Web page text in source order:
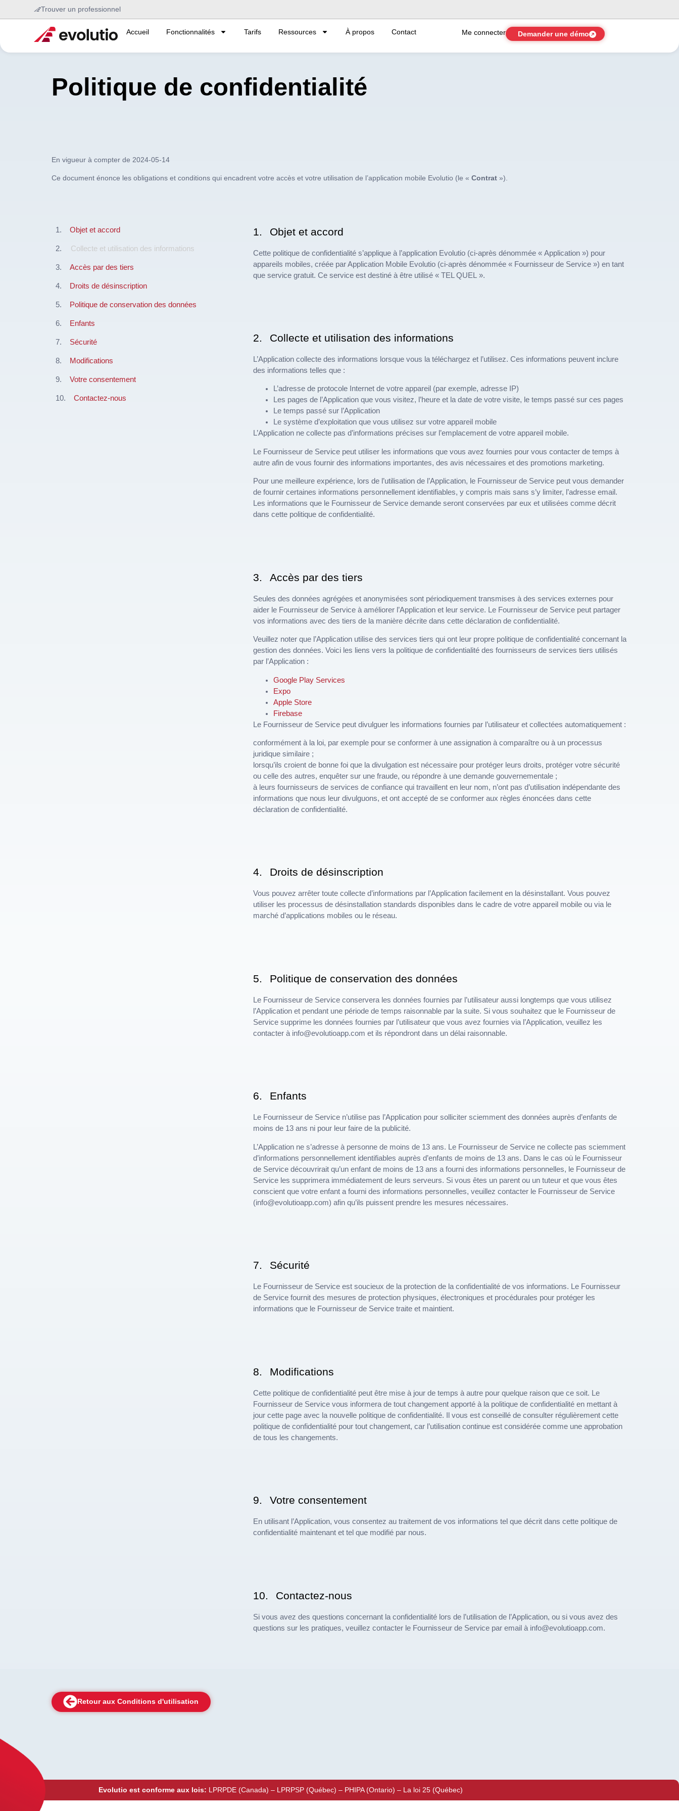
Trouver un professionnel
Accueil Fonctionnalités Tarifs Ressources À propos Contact Me connecter Demander une démo
Politique de confidentialité
En vigueur à compter de 2024-05-14
Ce document énonce les obligations et conditions qui encadrent votre accès et votre utilisation de l’application mobile Evolutio (le « Contrat »).
Objet et accord
Collecte et utilisation des informations
Accès par des tiers
Droits de désinscription
Politique de conservation des données
Enfants
Sécurité
Modifications
Votre consentement
Contactez-nous
1. Objet et accord
Cette politique de confidentialité s’applique à l’application Evolutio (ci-après dénommée « Application ») pour
appareils mobiles, créée par Application Mobile Evolutio (ci-après dénommée « Fournisseur de Service ») en tant
que service gratuit. Ce service est destiné à être utilisé « TEL QUEL ».
2. Collecte et utilisation des informations
L’Application collecte des informations lorsque vous la téléchargez et l’utilisez. Ces informations peuvent inclure
des informations telles que :
L’adresse de protocole Internet de votre appareil (par exemple, adresse IP)
Les pages de l’Application que vous visitez, l’heure et la date de votre visite, le temps passé sur ces pages
Le temps passé sur l’Application
Le système d’exploitation que vous utilisez sur votre appareil mobile
L’Application ne collecte pas d’informations précises sur l’emplacement de votre appareil mobile.
Le Fournisseur de Service peut utiliser les informations que vous avez fournies pour vous contacter de temps à
autre afin de vous fournir des informations importantes, des avis nécessaires et des promotions marketing.
Pour une meilleure expérience, lors de l’utilisation de l’Application, le Fournisseur de Service peut vous demander
de fournir certaines informations personnellement identifiables, y compris mais sans s’y limiter, l’adresse email.
Les informations que le Fournisseur de Service demande seront conservées par eux et utilisées comme décrit
dans cette politique de confidentialité.
3. Accès par des tiers
Seules des données agrégées et anonymisées sont périodiquement transmises à des services externes pour
aider le Fournisseur de Service à améliorer l’Application et leur service. Le Fournisseur de Service peut partager
vos informations avec des tiers de la manière décrite dans cette déclaration de confidentialité.
Veuillez noter que l’Application utilise des services tiers qui ont leur propre politique de confidentialité concernant la
gestion des données. Voici les liens vers la politique de confidentialité des fournisseurs de services tiers utilisés
par l’Application :
Google Play Services
Expo
Apple Store
Firebase
Le Fournisseur de Service peut divulguer les informations fournies par l’utilisateur et collectées automatiquement :
conformément à la loi, par exemple pour se conformer à une assignation à comparaître ou à un processus
juridique similaire ;
lorsqu’ils croient de bonne foi que la divulgation est nécessaire pour protéger leurs droits, protéger votre sécurité
ou celle des autres, enquêter sur une fraude, ou répondre à une demande gouvernementale ;
à leurs fournisseurs de services de confiance qui travaillent en leur nom, n’ont pas d’utilisation indépendante des
informations que nous leur divulguons, et ont accepté de se conformer aux règles énoncées dans cette
déclaration de confidentialité.
4. Droits de désinscription
Vous pouvez arrêter toute collecte d’informations par l’Application facilement en la désinstallant. Vous pouvez
utiliser les processus de désinstallation standards disponibles dans le cadre de votre appareil mobile ou via le
marché d’applications mobiles ou le réseau.
5. Politique de conservation des données
Le Fournisseur de Service conservera les données fournies par l’utilisateur aussi longtemps que vous utilisez
l’Application et pendant une période de temps raisonnable par la suite. Si vous souhaitez que le Fournisseur de
Service supprime les données fournies par l’utilisateur que vous avez fournies via l’Application, veuillez les
contacter à info@evolutioapp.com et ils répondront dans un délai raisonnable.
6. Enfants
Le Fournisseur de Service n’utilise pas l’Application pour solliciter sciemment des données auprès d’enfants de
moins de 13 ans ni pour leur faire de la publicité.
L’Application ne s’adresse à personne de moins de 13 ans. Le Fournisseur de Service ne collecte pas sciemment
d’informations personnellement identifiables auprès d’enfants de moins de 13 ans. Dans le cas où le Fournisseur
de Service découvrirait qu’un enfant de moins de 13 ans a fourni des informations personnelles, le Fournisseur de
Service les supprimera immédiatement de leurs serveurs. Si vous êtes un parent ou un tuteur et que vous êtes
conscient que votre enfant a fourni des informations personnelles, veuillez contacter le Fournisseur de Service
(info@evolutioapp.com) afin qu’ils puissent prendre les mesures nécessaires.
7. Sécurité
Le Fournisseur de Service est soucieux de la protection de la confidentialité de vos informations. Le Fournisseur
de Service fournit des mesures de protection physiques, électroniques et procédurales pour protéger les
informations que le Fournisseur de Service traite et maintient.
8. Modifications
Cette politique de confidentialité peut être mise à jour de temps à autre pour quelque raison que ce soit. Le
Fournisseur de Service vous informera de tout changement apporté à la politique de confidentialité en mettant à
jour cette page avec la nouvelle politique de confidentialité. Il vous est conseillé de consulter régulièrement cette
politique de confidentialité pour tout changement, car l’utilisation continue est considérée comme une approbation
de tous les changements.
9. Votre consentement
En utilisant l’Application, vous consentez au traitement de vos informations tel que décrit dans cette politique de
confidentialité maintenant et tel que modifié par nous.
10. Contactez-nous
Si vous avez des questions concernant la confidentialité lors de l’utilisation de l’Application, ou si vous avez des
questions sur les pratiques, veuillez contacter le Fournisseur de Service par email à info@evolutioapp.com.
Retour aux Conditions d'utilisation
Evolutio est conforme aux lois: LPRPDE (Canada) – LPRPSP (Québec) – PHIPA (Ontario) – La loi 25 (Québec)